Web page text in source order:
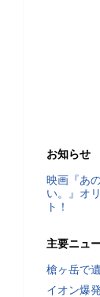
お知らせ
映画『あ
い。』オ
ト！
主要ニュ
槍ヶ岳で
イオン爆